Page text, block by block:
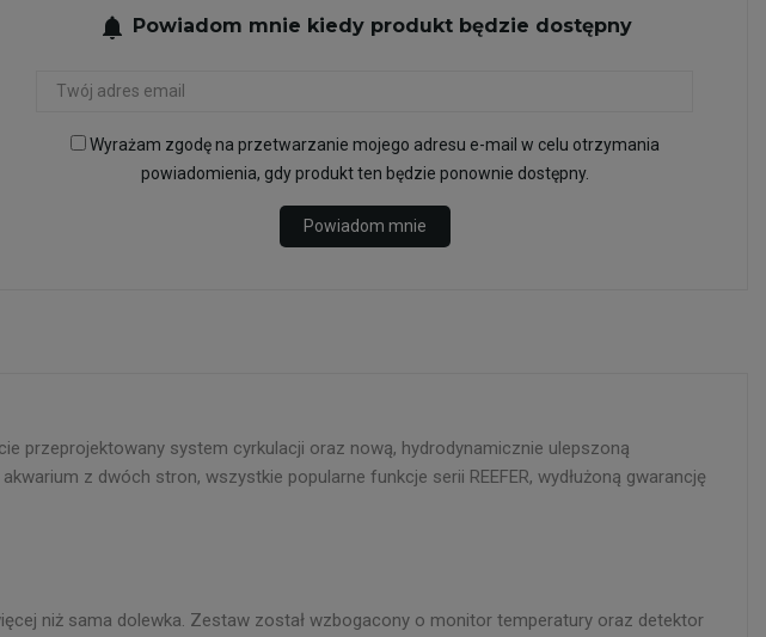
notifications Powiadom mnie kiedy produkt będzie dostępny
Wyrażam zgodę na przetwarzanie mojego adresu e-mail w celu otrzymania
powiadomienia, gdy produkt ten będzie ponownie dostępny.
Powiadom mnie
przeprojektowany system cyrkulacji oraz nową, hydrodynamicznie ulepszoną
z dwóch stron, wszystkie popularne funkcje serii REEFER, wydłużoną gwarancję
niż sama dolewka. Zestaw został wzbogacony o monitor temperatury oraz detektor